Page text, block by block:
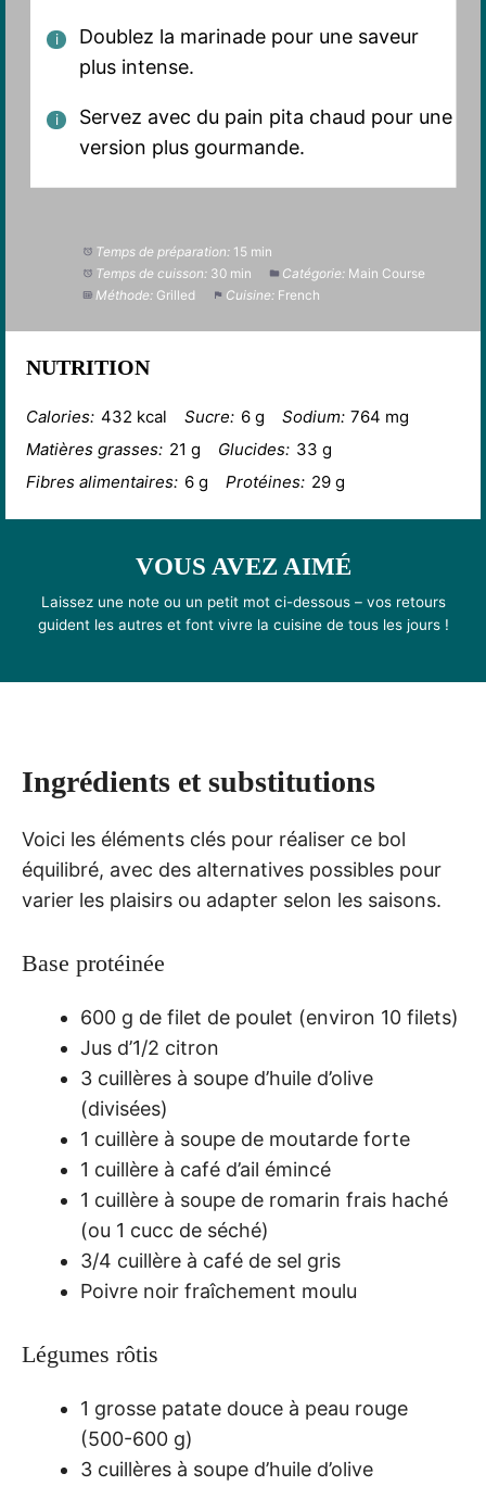
Doublez la marinade pour une saveur
plus intense.
Servez avec du pain pita chaud pour une
version plus gourmande.
Temps de préparation: 15 min
Temps de cuisson: 30 min Catégorie: Main Course
Méthode: Grilled Cuisine: French
NUTRITION
Calories: 432 kcal Sucre: 6 g Sodium: 764 mg
Matières grasses: 21 g Glucides: 33 g
Fibres alimentaires: 6 g Protéines: 29 g
VOUS AVEZ AIMÉ
Laissez une note ou un petit mot ci-dessous – vos retours
guident les autres et font vivre la cuisine de tous les jours !
Ingrédients et substitutions
Voici les éléments clés pour réaliser ce bol
équilibré, avec des alternatives possibles pour
varier les plaisirs ou adapter selon les saisons.
Base protéinée
600 g de filet de poulet (environ 10 filets)
Jus d’1/2 citron
3 cuillères à soupe d’huile d’olive
(divisées)
1 cuillère à soupe de moutarde forte
1 cuillère à café d’ail émincé
1 cuillère à soupe de romarin frais haché
(ou 1 cucc de séché)
3/4 cuillère à café de sel gris
Poivre noir fraîchement moulu
Légumes rôtis
1 grosse patate douce à peau rouge
(500-600 g)
3 cuillères à soupe d’huile d’olive